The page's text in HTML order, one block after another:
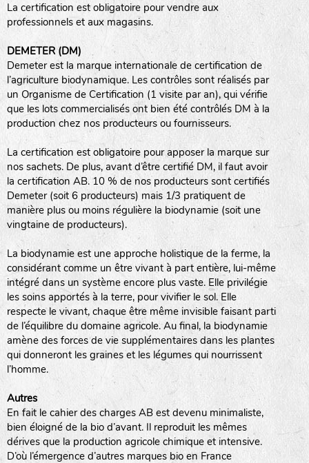
LA RÉFÉRENCE :FBEL20BPA1A (en haut à gauche)
F : Fleurs.
Les autres catégories étant :
La certification est obligatoire pour vendre aux
professionnels et aux magasins.
DEMETER (DM)
Demeter est la marque internationale de certification de
l’agriculture biodynamique. Les contrôles sont réalisés par
un Organisme de Certification (1 visite par an), qui vérifie
que les lots commercialisés ont bien été contrôlés DM à la
production chez nos producteurs ou fournisseurs.
La certification est obligatoire pour apposer la marque sur
nos sachets. De plus, avant d’être certifié DM, il faut avoir
la certification AB. 10 % de nos producteurs sont certifiés
Demeter (soit 6 producteurs) mais 1/3 pratiquent de
manière plus ou moins régulière la biodynamie (soit une
vingtaine de producteurs).
La biodynamie est une approche holistique de la ferme, la
considérant comme un être vivant à part entière, lui-même
intégré dans un système encore plus vaste. Elle privilégie
les soins apportés à la terre, pour vivifier le sol. Elle
respecte le vivant, chaque être même invisible faisant parti
de l’équilibre du domaine agricole. Au final, la biodynamie
amène des forces de vie supplémentaires dans les plantes
qui donneront les graines et les légumes qui nourrissent
l’homme.
Autres
En fait le cahier des charges AB est devenu minimaliste,
bien éloigné de la bio d’avant. Il reproduit les mêmes
dérives que la production agricole chimique et intensive.
D’où l’émergence d’autres marques bio en France
zone sauvage
mare
tas de compost
fleurs
animaux domestiques
animaux sauvages
biodiversité cultivée